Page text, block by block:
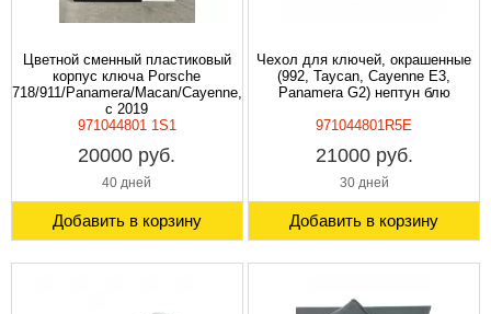
Цветной сменный пластиковый
корпус ключа Porsche
718/911/Panamera/Macan/Cayenne,желтый
с 2019
971044801 1S1
20000 руб.
40 дней
Добавить в корзину
Чехол для ключей, окрашенные
(992, Taycan, Cayenne E3,
Panamera G2) нептун блю
971044801R5E
21000 руб.
30 дней
Добавить в корзину